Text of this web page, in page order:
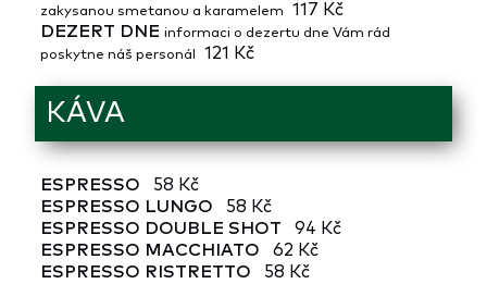
zakysanou smetanou a karamelem
117 Kč
DEZERT DNE informaci o dezertu dne Vám rád
poskytne náš personál
121 Kč
KÁVA
ESPRESSO
58 Kč
ESPRESSO LUNGO
58 Kč
ESPRESSO DOUBLE SHOT
94 Kč
ESPRESSO MACCHIATO
62 Kč
ESPRESSO RISTRETTO
58 Kč